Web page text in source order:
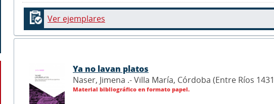
Ver ejemplares
Ya no lavan platos
Naser, Jimena .- Villa María, Córdoba (Entre Ríos
Material bibliográfico en formato papel.